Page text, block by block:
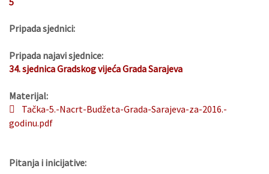
Pripada sjednici:
Pripada najavi sjednice:
34. sjednica Gradskog vijeća Grada Sarajeva
Materijal:
Tačka-5.-Nacrt-Budžeta-Grada-Sarajeva-za-2016.-
godinu.pdf
Pitanja i inicijative: